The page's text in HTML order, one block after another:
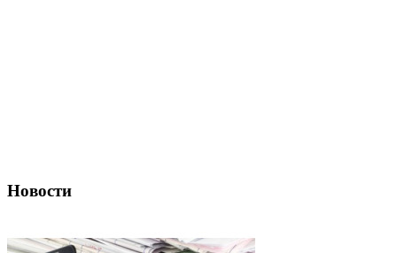
Новости